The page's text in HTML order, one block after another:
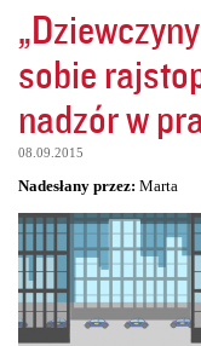
sobie
nadzór w
08.09.2015
Nadesłany przez: Marta